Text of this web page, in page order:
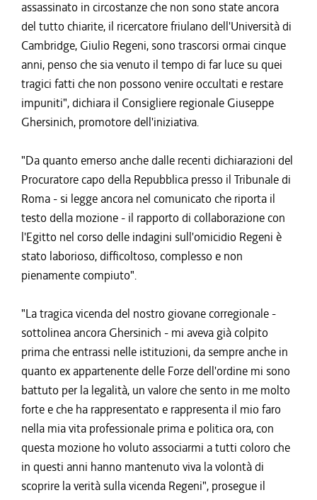
assassinato in circostanze che non sono state ancora
del tutto chiarite, il ricercatore friulano dell'Università di
Cambridge, Giulio Regeni, sono trascorsi ormai cinque
anni, penso che sia venuto il tempo di far luce su quei
tragici fatti che non possono venire occultati e restare
impuniti", dichiara il Consigliere regionale Giuseppe
Ghersinich, promotore dell'iniziativa.
"Da quanto emerso anche dalle recenti dichiarazioni del
Procuratore capo della Repubblica presso il Tribunale di
Roma - si legge ancora nel comunicato che riporta il
testo della mozione - il rapporto di collaborazione con
l'Egitto nel corso delle indagini sull'omicidio Regeni è
stato laborioso, difficoltoso, complesso e non
pienamente compiuto".
"La tragica vicenda del nostro giovane corregionale -
sottolinea ancora Ghersinich - mi aveva già colpito
prima che entrassi nelle istituzioni, da sempre anche in
quanto ex appartenente delle Forze dell'ordine mi sono
battuto per la legalità, un valore che sento in me molto
forte e che ha rappresentato e rappresenta il mio faro
nella mia vita professionale prima e politica ora, con
questa mozione ho voluto associarmi a tutti coloro che
in questi anni hanno mantenuto viva la volontà di
scoprire la verità sulla vicenda Regeni", prosegue il